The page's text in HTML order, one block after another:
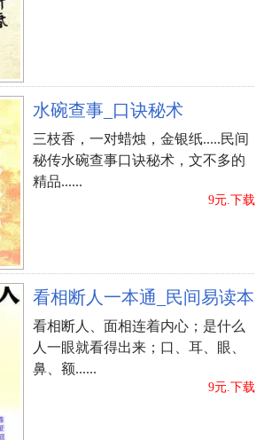
水碗查事_口诀秘术
三枝香，一对蜡烛，金银纸.....民间
秘传水碗查事口诀秘术，文不多的
精品......
9元.下载
看相断人一本通_民间易读本
看相断人、面相连着内心；是什么
人一眼就看得出来；口、耳、眼、
鼻、额......
9元.下载